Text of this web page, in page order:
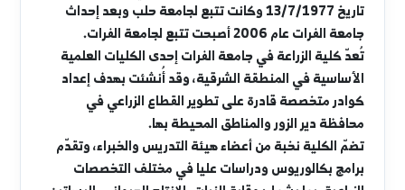
أحدثت كلية الزراعة بدير الزور تحت مسمى كلية الزراعة
تاريخ 13/7/1977 وكانت تتبع لجامعة حلب وبعد إحداث
جامعة الفرات عام 2006 أصبحت تتبع لجامعة الفرات.
تُعدّ كلية الزراعة في جامعة الفرات إحدى الكليات العلمية